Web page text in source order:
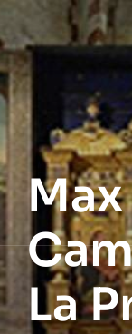
contenuto
Max
La